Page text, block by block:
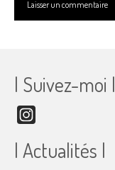
| Suivez-moi |
| Actualités |